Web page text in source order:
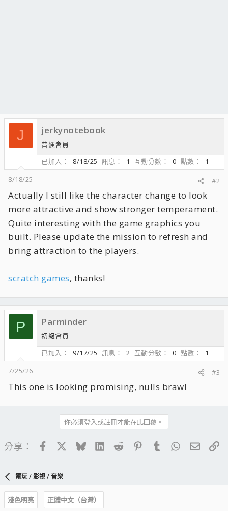
J jerkynotebook
普通會員
已加入
8/18/25 訊息 1 互動分數 0 點數
1
8/18/25
#2
Actually I still like the character change to look
more attractive and show stronger temperament.
Quite interesting with the game graphics you
built. Please update the mission to refresh and
bring attraction to the players.
scratch games, thanks!
P Parminder
初級會員
已加入
9/17/25 訊息 2 互動分數 0 點數
1
7/25/26
#3
This one is looking promising, nulls brawl
你必須登入或註冊才能在此回覆。
分享： FacebookBlueskyLinkedIn
Reddit PinterestTumblrWhatsApp
電子
電玩 / 影視 / 音樂
淺色明亮
正體中文（台灣）